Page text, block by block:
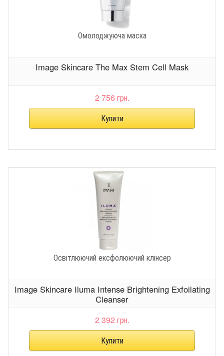
Омолоджуюча маска
Image Skincare The Max Stem Cell Mask
2 756 грн.
Освітлюючий ексфолюючий клінсер
Image Skincare Iluma Intense Brightening Exfoilating
Cleanser
2 392 грн.